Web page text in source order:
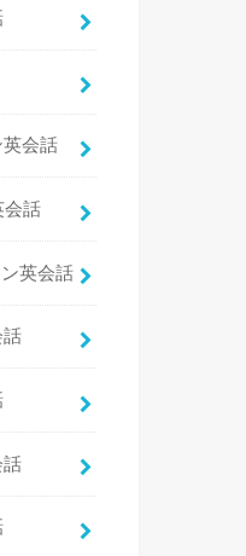
会話
会話
英会話
話
話